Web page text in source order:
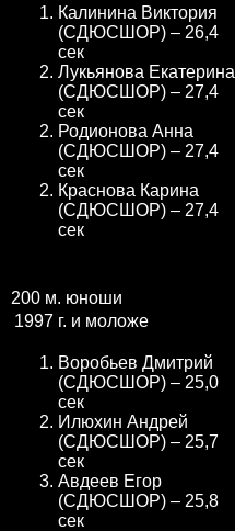
Калинина Виктория
(СДЮСШОР) – 26,4
сек
Лукьянова Екатерина
(СДЮСШОР) – 27,4
сек
Родионова Анна
(СДЮСШОР) – 27,4
сек
Краснова Карина
(СДЮСШОР) – 27,4
сек
200 м. юноши
1997 г. и моложе
Воробьев Дмитрий
(СДЮСШОР) – 25,0
сек
Илюхин Андрей
(СДЮСШОР) – 25,7
сек
Авдеев Егор
(СДЮСШОР) – 25,8
сек